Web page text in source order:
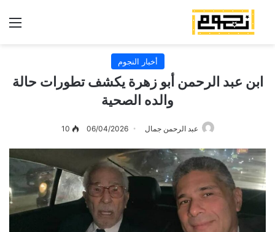
أخبار النجوم
ابن عبد الرحمن أبو زهرة يكشف تطورات حالة
والده الصحية
عبد الرحمن جمال 06/04/2026
10